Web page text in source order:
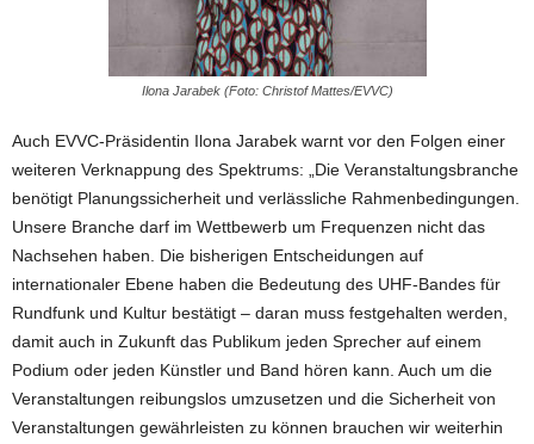
Ilona Jarabek (Foto: Christof Mattes/EVVC)
Auch EVVC-Präsidentin Ilona Jarabek warnt vor den Folgen einer
weiteren Verknappung des Spektrums: „Die Veranstaltungsbranche
benötigt Planungssicherheit und verlässliche Rahmenbedingungen.
Unsere Branche darf im Wettbewerb um Frequenzen nicht das
Nachsehen haben. Die bisherigen Entscheidungen auf
internationaler Ebene haben die Bedeutung des UHF-Bandes für
Rundfunk und Kultur bestätigt – daran muss festgehalten werden,
damit auch in Zukunft das Publikum jeden Sprecher auf einem
Podium oder jeden Künstler und Band hören kann. Auch um die
Veranstaltungen reibungslos umzusetzen und die Sicherheit von
Veranstaltungen gewährleisten zu können brauchen wir weiterhin